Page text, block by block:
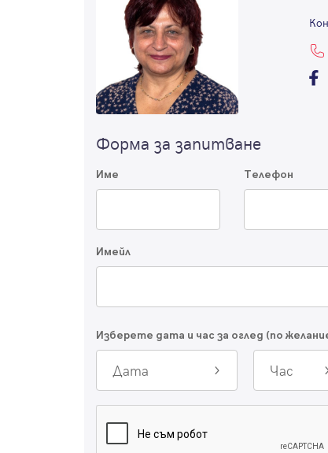
Форма за запитване
Име Телефон
Имейл
Изберете дата и час за оглед (по
Дата Час